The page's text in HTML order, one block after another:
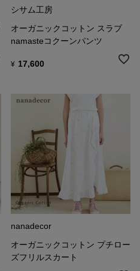
シサム工房
オーガニックコットン スラブ
namasteコクーンパンツ
¥ 17,600
nanadecor
オーガニックコットン プチロー
ズフリルスカート